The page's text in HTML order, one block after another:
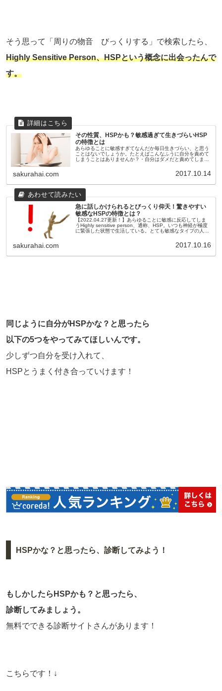
そう思って「周りの物音 びっくりする」で検索したら、
Highly Sensitive Person、HSPという概念に出会ったんで
す。
その性質、HSPかも？敏感過ぎて生きづらいHSP
の特徴とは
あらゆることに敏感すぎてなんだか毎日生きづらい、と思う
ことはないでしょうか。たとえばこんなふうに自分を責めて
しまうことはありませんか？・自分はダメだと責めてしま
sakurahai.com 2017.10.14
急に話しかけられるとびっくり仰天！驚きやすい
敏感なHSPの特徴とは？
【2022.04.27更新！】あらゆることに敏感に反応してしま
うHighly sensitive person、通称、HSP。いつも神経が極度
に緊張した状態で生活している。とても敏感なタイプの人達
sakurahai.com 2017.10.16
同じように自分がHSPかな？と思ったら
以下の5つをやってみてほしいんです。
少しずつ自分を受け入れて、
HSPとうまく付き合っていけます！
HSPかな？と思ったら、診断してみよう！
もしかしたらHSPかも？と思ったら、
診断してみましょう。
無料でできる診断サイトさんがあります！
こちらです！↓